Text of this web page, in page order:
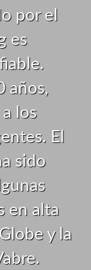
por el
es
años,
los
El
sido
en alta
y la